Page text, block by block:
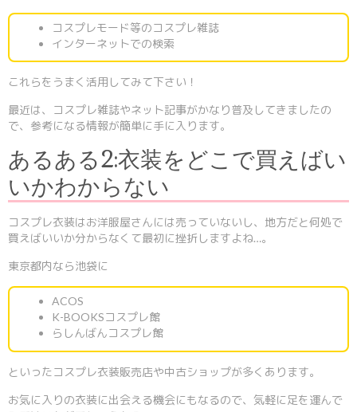
コスプレモード等のコスプレ雑誌
インターネットでの検索
これらをうまく活用してみて下さい！
最近は、コスプレ雑誌やネット記事がかなり普及してきましたの
で、参考になる情報が簡単に手に入ります。
あるある2:衣装をどこで買えばい
いかわからない
コスプレ衣装はお洋服屋さんには売っていないし、地方だと何処で
買えばいいか分からなくて最初に挫折しますよね…。
東京都内なら池袋に
ACOS
K-BOOKSコスプレ館
らしんばんコスプレ館
といったコスプレ衣装販売店や中古ショップが多くあります。
お気に入りの衣装に出会える機会にもなるので、気軽に足を運んで